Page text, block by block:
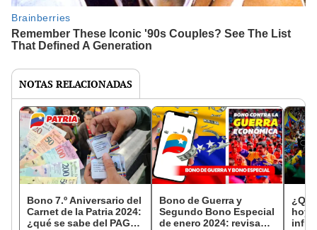
NOTAS RELACIONADAS
Bono 7.º Aniversario del
Carnet de la Patria 2024:
¿qué se sabe del PAGO
Bono de Guerra y
Segundo Bono Especial
de enero 2024: revisa
hoy,